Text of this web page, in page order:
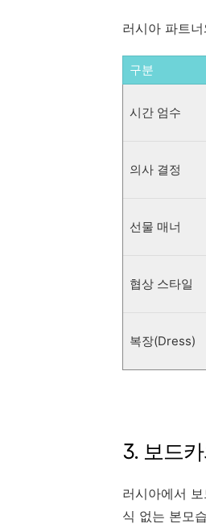
러시아 파트
구분
시간 엄수
의사 결정
선물 매너
협상 스타일
복장(Dress)
3. 보드
러시아에서
식 없는 본모